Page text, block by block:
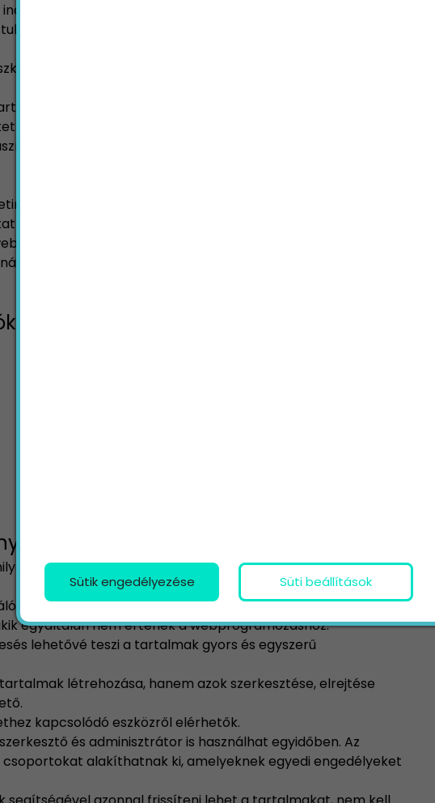
tartalmak gyors és hatékony keresést tesznek
alapján szűrhetik a keresett tartalmakat (pl.
dokumentumok alakíthatók át HTML vagy PDF
későbbi módosítását és frissítését, illetve nyomon
a különböző szerzők végeznek a tartalmakon.
egy vagy sablont alkalmazhatnak tartalmaik
is nyújthatnak. Ez a gyakorlatban úgy néz ki,
jelenít meg (vagy emel ki) a visszatérő látogatók számára,
összegyűjtött, illetve a keresőmotoroktól
fel.
még:
CMS-t használni az online tartalmak kezeléséhez:
felületnek köszönhetően azok is gond nélkül készíthetnek,
egyáltalán nem értenek a webprogramozáshoz.
lehetővé teszi a tartalmak gyors és egyszerű
létrehozása, hanem azok szerkesztése, elrejtése
kapcsolódó eszközről elérhetők.
és adminisztrátor is használhat egyidőben. Az
alakíthatnak ki, amelyeknek egyedi engedélyeket
Sütik engedélyezése Süti beállítások